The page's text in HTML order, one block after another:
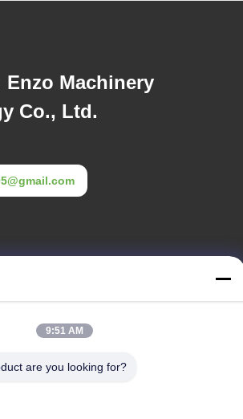
Enzo Machinery
Co., Ltd.
काउंटी, ज़ीबो शहर, शेडोंग प्रांत, चीन
9:51 AM
are you looking for?